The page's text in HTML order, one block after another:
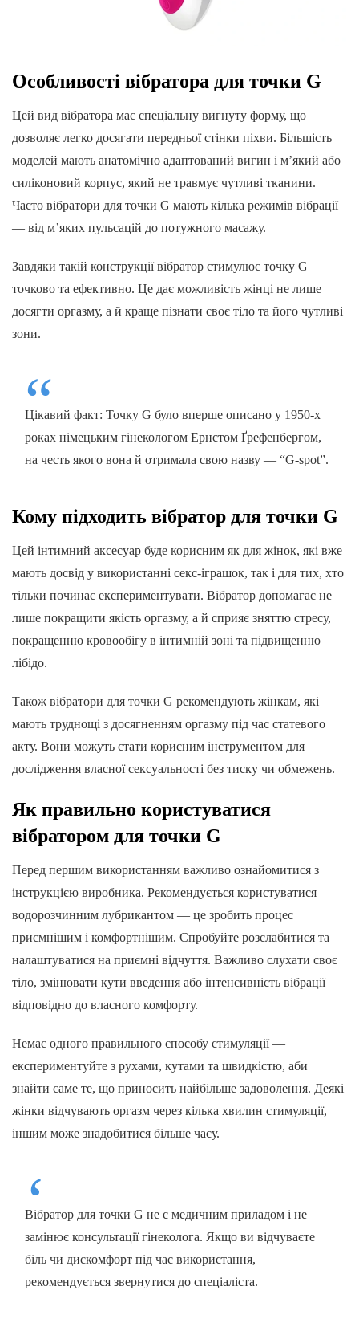
Особливості вібратора для точки G
Цей вид вібратора має спеціальну вигнуту форму, що
дозволяє легко досягати передньої стінки піхви. Більшість
моделей мають анатомічно адаптований вигин і м’який або
силіконовий корпус, який не травмує чутливі тканини.
Часто вібратори для точки G мають кілька режимів вібрації
— від м’яких пульсацій до потужного масажу.
Завдяки такій конструкції вібратор стимулює точку G
точково та ефективно. Це дає можливість жінці не лише
досягти оргазму, а й краще пізнати своє тіло та його чутливі
зони.
Цікавий факт: Точку G було вперше описано у 1950-х
роках німецьким гінекологом Ернстом Ґрефенбергом,
на честь якого вона й отримала свою назву — “G-spot”.
Кому підходить вібратор для точки G
Цей інтимний аксесуар буде корисним як для жінок, які вже
мають досвід у використанні секс-іграшок, так і для тих, хто
тільки починає експериментувати. Вібратор допомагає не
лише покращити якість оргазму, а й сприяє зняттю стресу,
покращенню кровообігу в інтимній зоні та підвищенню
лібідо.
Також вібратори для точки G рекомендують жінкам, які
мають труднощі з досягненням оргазму під час статевого
акту. Вони можуть стати корисним інструментом для
дослідження власної сексуальності без тиску чи обмежень.
Як правильно користуватися
вібратором для точки G
Перед першим використанням важливо ознайомитися з
інструкцією виробника. Рекомендується користуватися
водорозчинним лубрикантом — це зробить процес
приємнішим і комфортнішим. Спробуйте розслабитися та
налаштуватися на приємні відчуття. Важливо слухати своє
тіло, змінювати кути введення або інтенсивність вібрації
відповідно до власного комфорту.
Немає одного правильного способу стимуляції —
експериментуйте з рухами, кутами та швидкістю, аби
знайти саме те, що приносить найбільше задоволення. Деякі
жінки відчувають оргазм через кілька хвилин стимуляції,
іншим може знадобитися більше часу.
Вібратор для точки G не є медичним приладом і не
замінює консультації гінеколога. Якщо ви відчуваєте
біль чи дискомфорт під час використання,
рекомендується звернутися до спеціаліста.